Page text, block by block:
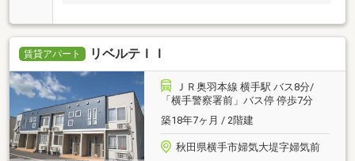
賃貸アパート リベルテＩＩ
ＪＲ奥羽本線 横手駅 バス8分/
「横手警察署前」バス停 停歩7分
築18年7ヶ月 / 2階建
秋田県横手市婦気大堤字婦気前